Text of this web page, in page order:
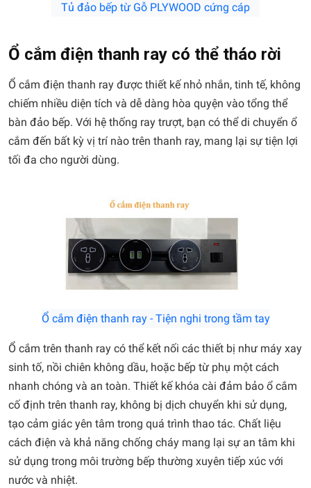
Tủ đảo bếp từ Gỗ PLYWOOD cứng cáp
Ổ cắm điện thanh ray có thể tháo rời
Ổ cắm điện thanh ray được thiết kế nhỏ nhắn, tinh tế, không
chiếm nhiều diện tích và dễ dàng hòa quyện vào tổng thể
bàn đảo bếp. Với hệ thống ray trượt, bạn có thể di chuyển ổ
cắm đến bất kỳ vị trí nào trên thanh ray, mang lại sự tiện lợi
tối đa cho người dùng.
Ổ cắm điện thanh ray - Tiện nghi trong tầm tay
Ổ cắm trên thanh ray có thể kết nối các thiết bị như máy xay
sinh tố, nồi chiên không dầu, hoặc bếp từ phụ một cách
nhanh chóng và an toàn. Thiết kế khóa cài đảm bảo ổ cắm
cố định trên thanh ray, không bị dịch chuyển khi sử dụng,
tạo cảm giác yên tâm trong quá trình thao tác. Chất liệu
cách điện và khả năng chống cháy mang lại sự an tâm khi
sử dụng trong môi trường bếp thường xuyên tiếp xúc với
nước và nhiệt.